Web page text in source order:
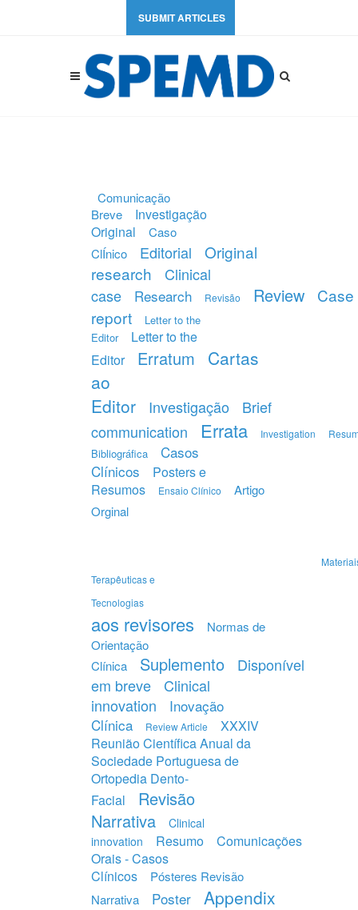
SUBMIT ARTICLES
Comunicação
Breve
Investigação
Original
Caso
ClÍnico
Editorial
Original
research
Clinical
case
Research Revisão Review
Case
report
Letter to the
Editor
Letter to the
Editor
Erratum
Cartas
ao
Editor
Investigação
Brief
communication
Errata Investigation
Bibliográfica
Casos
Clínicos
Posters e
Resumos
Ensaio Clínico
Artigo
Orginal
Terapêuticas e
Tecnologias
aos revisores
Normas de
Orientação
Clínica
Suplemento
Disponível
em breve
Clinical
innovation
Inovação
Clínica
Review Article
XXXIV
Reunião Científica Anual da
Sociedade Portuguesa de
Ortopedia Dento-
Facial
Revisão
Narrativa
Clinical
innovation
Resumo
Comunicações
Orais - Casos
Clínicos
Pósteres Revisão
Narrativa
Poster Appendix